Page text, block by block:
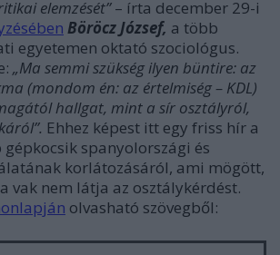
elemzését”– írta december 29-i
Böröcz József, a több
egyetemen oktató szociológus.
„Ma semmi szükség ilyen büntire: az
(mondom én: az értelmiség – KDL)
hallgat, mint a sír osztályról,
Ehhez képest itt egy friss hír a
gépkocsik spanyolországi és
korlátozásáról, ami mögött,
vak nem látja az osztálykérdést.
olvasható szövegből: